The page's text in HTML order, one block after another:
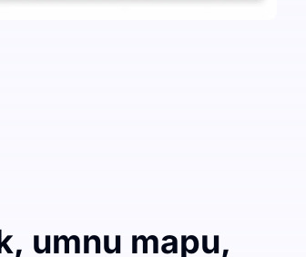
umnu mapu,